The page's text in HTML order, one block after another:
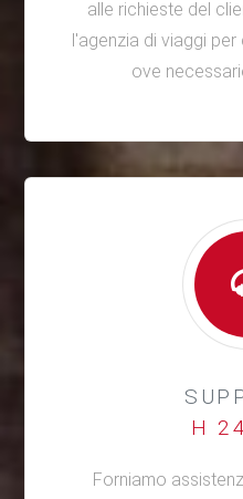
alle richieste del
l'agenzia di viaggi
ove
H
Forniamo